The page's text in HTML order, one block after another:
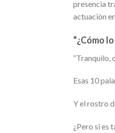
presencia
actuación
“¿Cómo
“Tranquilo,
Esas 10
Y el rostro
¿Pero si es